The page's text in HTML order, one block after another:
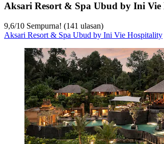
Aksari Resort & Spa Ubud by Ini
9,6/10 Sempurna! (141 ulasan)
Aksari Resort & Spa Ubud by Ini Vie Hospitality